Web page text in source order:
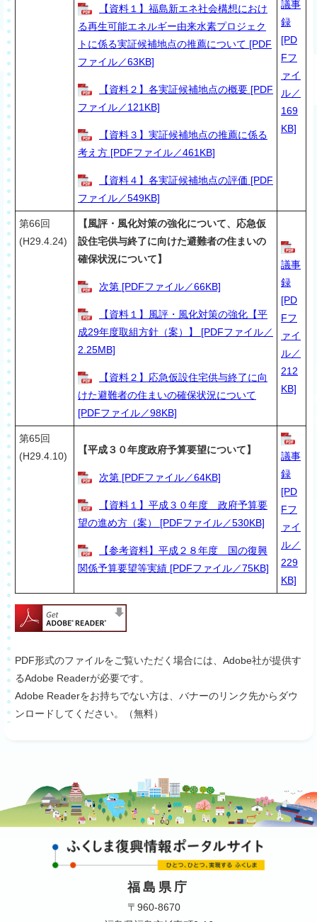
【資料１】福島新エネ社会構想におけ
る再生可能エネルギー由来水素プロジェク
トに係る実証候補地点の推薦について [PDF
ファイル／63KB]
【資料２】各実証候補地点の概要 [PDF
ファイル／121KB]
【資料３】実証候補地点の推薦に係る
考え方 [PDFファイル／461KB]
【資料４】各実証候補地点の評価 [PDF
ファイル／549KB]
議事
録
[PD
Fフ
ァイ
ル／
169
KB]
第66回
(H29.4.24)
【風評・風化対策の強化について、応急仮
設住宅供与終了に向けた避難者の住まいの
確保状況について】
次第 [PDFファイル／66KB]
【資料１】風評・風化対策の強化【平
成29年度取組方針（案）】 [PDFファイル／
2.25MB]
【資料２】応急仮設住宅供与終了に向
けた避難者の住まいの確保状況について
[PDFファイル／98KB]
議事
録
[PD
Fフ
ァイ
ル／
212
KB]
第65回
(H29.4.10)
【平成３０年度政府予算要望について】
次第 [PDFファイル／64KB]
【資料１】平成３０年度 政府予算要
望の進め方（案） [PDFファイル／530KB]
【参考資料】平成２８年度 国の復興
関係予算要望等実績 [PDFファイル／75KB]
議事
録
[PD
Fフ
ァイ
ル／
229
KB]
PDF形式のファイルをご覧いただく場合には、Adobe社が提供す
るAdobe Readerが必要です。
Adobe Readerをお持ちでない方は、バナーのリンク先からダウ
ンロードしてください。（無料）
福島県庁
〒960-8670